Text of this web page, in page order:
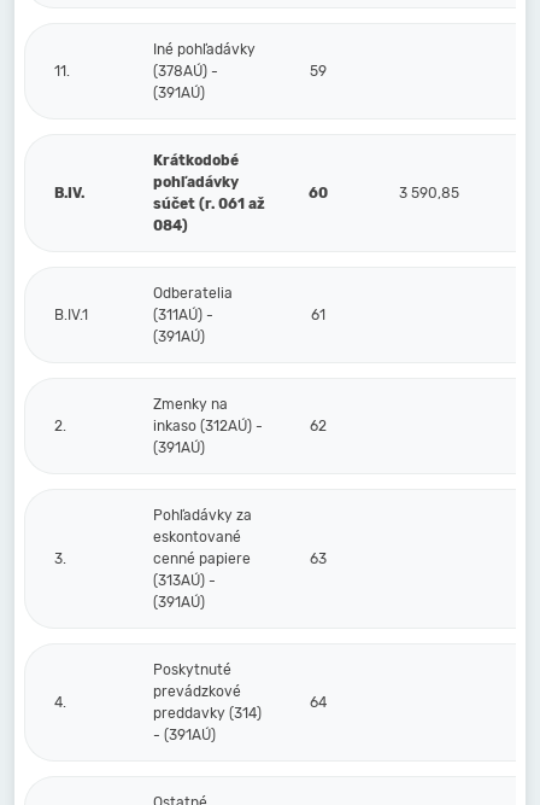
11.
Iné pohľadávky
(378AÚ) -
(391AÚ)
59
B.IV.
Krátkodobé
pohľadávky
súčet (r. 061 až
084)
60 3 590,85
B.IV.1
Odberatelia
(311AÚ) -
(391AÚ)
61
2.
Zmenky na
inkaso (312AÚ) -
(391AÚ)
62
3.
Pohľadávky za
eskontované
cenné papiere
(313AÚ) -
(391AÚ)
63
4.
Poskytnuté
prevádzkové
preddavky (314)
- (391AÚ)
64